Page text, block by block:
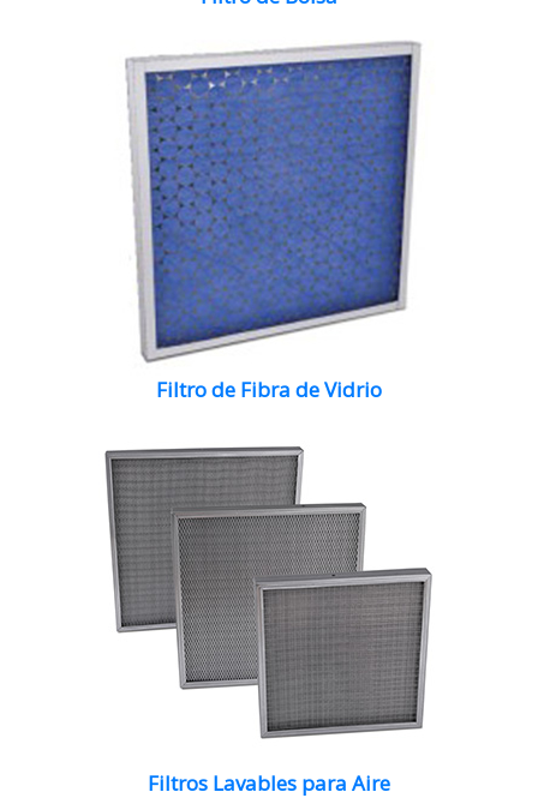
Filtro de Fibra de Vidrio
Filtros Lavables para Aire